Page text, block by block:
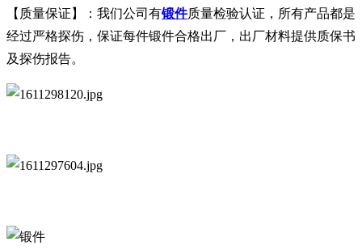
【质量保证】：我们公司有锻件质量检验认证，所有产品都是
经过严格探伤，保证每件锻件合格出厂，出厂材料提供质保书
及探伤报告。